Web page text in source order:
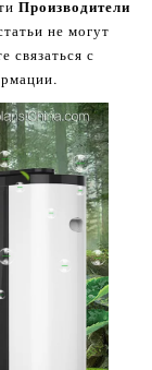
Производители
не могут
связаться с